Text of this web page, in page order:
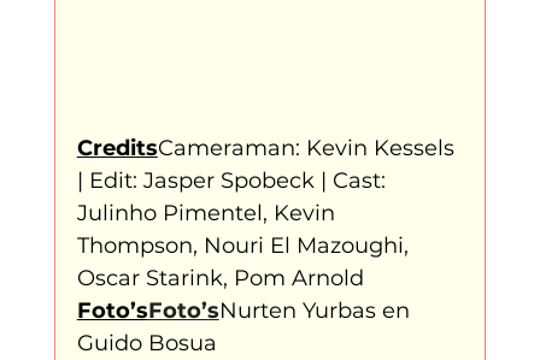
CreditsCameraman: Kevin Kessels
| Edit: Jasper Spobeck | Cast:
Julinho Pimentel, Kevin
Thompson, Nouri El Mazoughi,
Oscar Starink, Pom Arnold
Foto’sFoto’sNurten Yurbas en
Guido Bosua